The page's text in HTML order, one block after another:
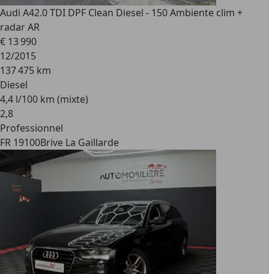
Audi A42.0 TDI DPF Clean Diesel - 150 Ambiente clim +
radar AR
€ 13 990
12/2015
137 475 km
Diesel
4,4 l/100 km (mixte)
2,8
Professionnel
FR 19100Brive La Gaillarde